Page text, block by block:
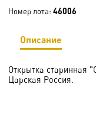
Номер лота: 46006
Описание
Открытка старинная
Царская Россия.